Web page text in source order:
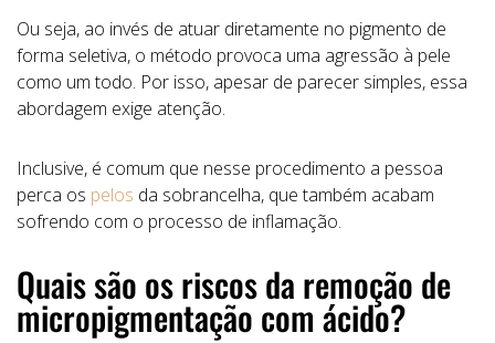
Ou seja, ao invés de atuar diretamente no pigmento de
forma seletiva, o método provoca uma agressão à pele
como um todo. Por isso, apesar de parecer simples, essa
abordagem exige atenção.
Inclusive, é comum que nesse procedimento a pessoa
perca os pelos da sobrancelha, que também acabam
sofrendo com o processo de inflamação.
Quais são os riscos da remoção de
micropigmentação com ácido?